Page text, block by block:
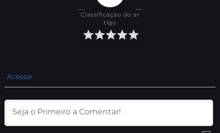
Classificação do ar
tigo
Acessar